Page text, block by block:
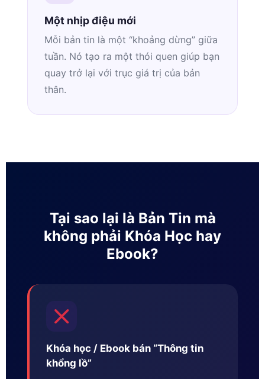
Một nhịp điệu mới
Mỗi bản tin là một “khoảng dừng” giữa
tuần. Nó tạo ra một thói quen giúp bạn
quay trở lại với trục giá trị của bản
thân.
Tại sao lại là Bản Tin mà
không phải Khóa Học hay
Ebook?
Khóa học / Ebook bán “Thông tin
khổng lồ”